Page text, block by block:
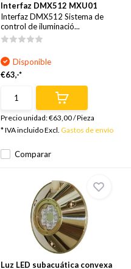
Interfaz DMX512 MXU01
Interfaz DMX512 Sistema de
control de iluminació...
Comparar
Disponible
€63,-*
Precio unidad:€63,00/Pieza
* IVA incluido Excl. Gastos de envío
Luz LED subacuática convexa